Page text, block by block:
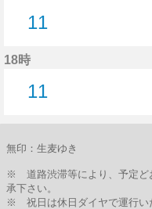
11
18時
11
無印：生麦ゆき
※ 道路渋滞等により、予定ど
承下さい。
※ 祝日は休日ダイヤで運行い